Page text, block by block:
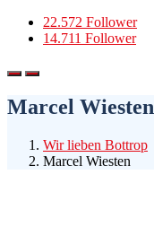
22.572 Follower
14.711 Follower
Marcel Wiesten
Wir lieben Bottrop
Marcel Wiesten